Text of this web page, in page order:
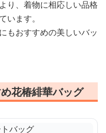
り、着物に相応しい品格
います。
もおすすめの美しいバッ
花椿緋華バッグ